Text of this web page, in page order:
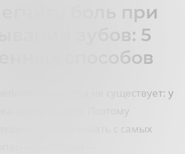
боль при
зубов: 5
способов
средства не существует: у
своя реакция. Поэтому
начинать с самых
методов —